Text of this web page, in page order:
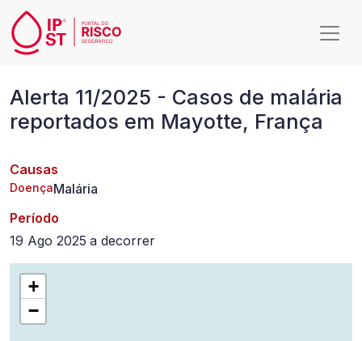
Passar para o conteúdo principal
11/2025
Casos
de
malária
reportados
em
Mayotte,
França
Alerta 11/2025 - Casos de malária
reportados em Mayotte, França
Causas
DoençaMalária
Período
19 Ago 2025 a decorrer
+
−